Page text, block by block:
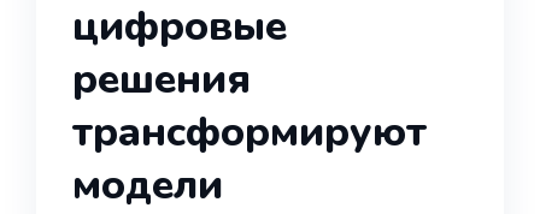
цифровые
решения
трансформируют
модели